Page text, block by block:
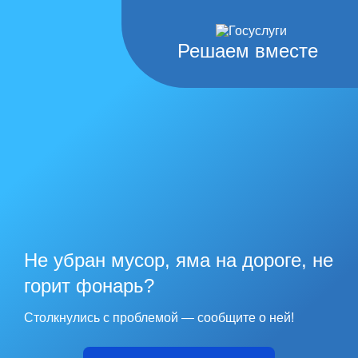
Решаем вместе
Не убран мусор, яма на дороге, не
горит фонарь?
Столкнулись с проблемой — сообщите о ней!